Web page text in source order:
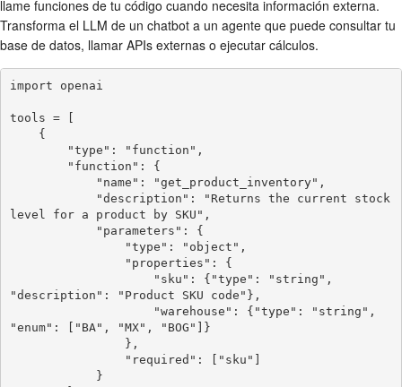
llame funciones de tu código cuando necesita información externa.
Transforma el LLM de un chatbot a un agente que puede consultar tu
base de datos, llamar APIs externas o ejecutar cálculos.
import openai
tools = [
level for a product by SKU",
"description": "Product SKU code"},
"enum": ["BA", "MX", "BOG"]}